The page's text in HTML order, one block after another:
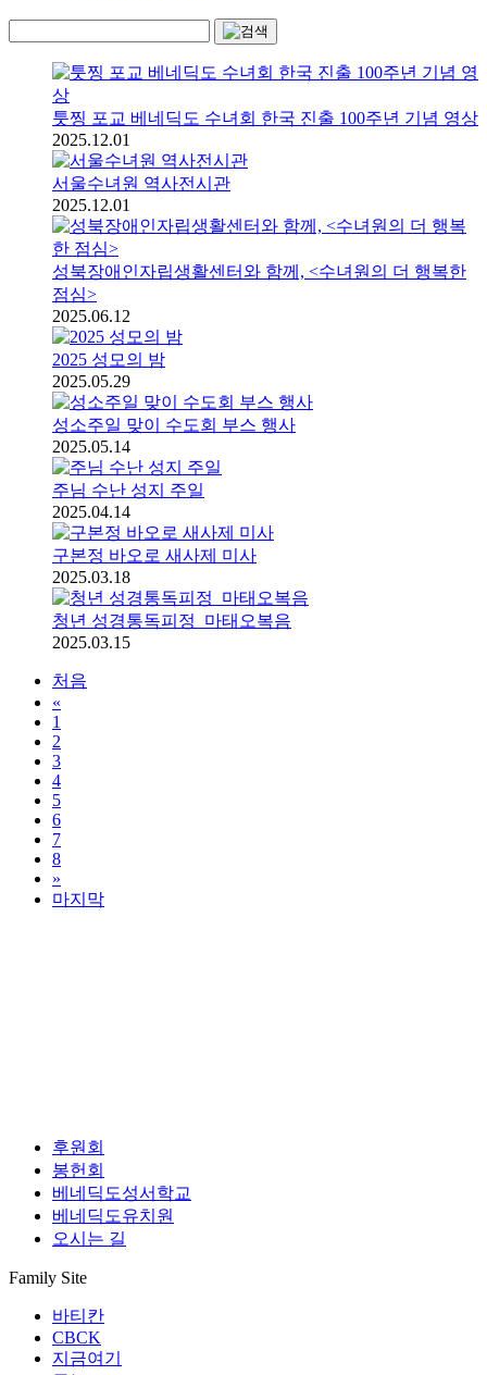
툿찡 포교 베네딕도 수녀회 한국 진출 100주년 기념 영상
2025.12.01
서울수녀원 역사전시관
2025.12.01
성북장애인자립생활센터와 함께, <수녀원의 더 행복한
점심>
2025.06.12
2025 성모의 밤
2025.05.29
성소주일 맞이 수도회 부스 행사
2025.05.14
주님 수난 성지 주일
2025.04.14
구본정 바오로 새사제 미사
2025.03.18
청년 성경통독피정_마태오복음
2025.03.15
처음
«
1
2
3
4
5
6
7
8
»
마지막
후원회
봉헌회
베네딕도성서학교
베네딕도유치원
오시는 길
Family Site
바티칸
CBCK
지금여기